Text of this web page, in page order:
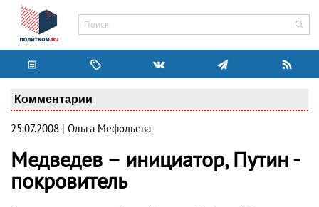
Комментарии
25.07.2008 | Ольга Мефодьева
Медведев – инициатор, Путин -
покровитель